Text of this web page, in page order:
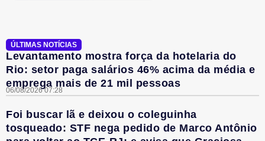
ÚLTIMAS NOTÍCIAS
Levantamento mostra força da hotelaria do
Rio: setor paga salários 46% acima da média e
emprega mais de 21 mil pessoas
06/08/2026 07:28
Foi buscar lã e deixou o coleguinha
tosqueado: STF nega pedido de Marco Antônio